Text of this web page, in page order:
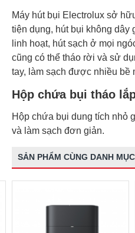
Máy hút bụi Electrolux sở
tiện dụng, hút bụi không
linh hoạt, hút sạch ở mọi
cũng có thể tháo rời và sử
tay, làm sạch được nhiều bề
Hộp chứa bụi tháo
Hộp chứa bụi dung tích nhỏ
và làm sạch đơn giản.
SẢN PHẨM CÙNG DANH MỤC